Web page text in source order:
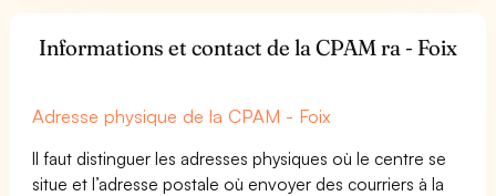
Informations et contact de la CPAM ra - Foix
Adresse physique de la CPAM - Foix
Il faut distinguer les adresses physiques où le centre se
situe et l’adresse postale où envoyer des courriers à la